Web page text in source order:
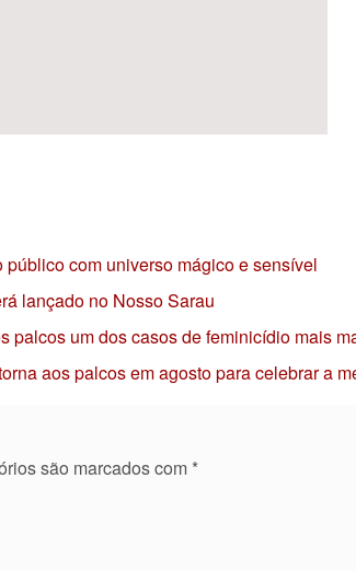
público com universo mágico e sensível
lançado no Nosso Sarau
palcos um dos casos de feminicídio mais
aos palcos em agosto para celebrar a
são marcados com *